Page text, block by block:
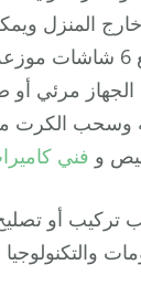
المنزل
مرئي أو
وسحب الكرت
و فني
على الرقم المباشر
والتكنولوجيا